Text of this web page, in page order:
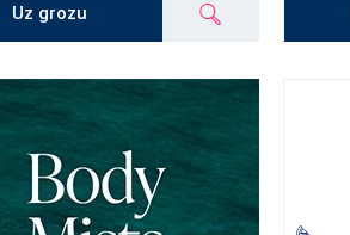
Uz grozu